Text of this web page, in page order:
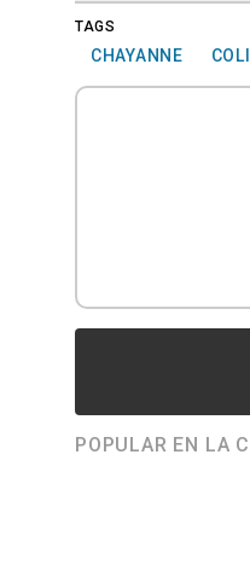
TAGS
CHAYANNE
POPULAR EN LA